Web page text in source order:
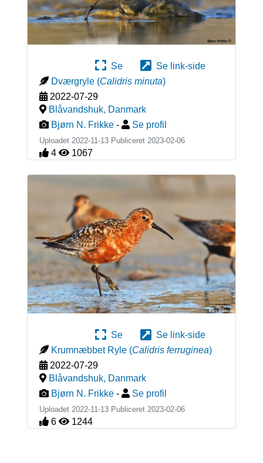
Se
Se link-side
Dværgryle (Calidris minuta)
2022-07-29
Blåvandshuk, Danmark
Bjørn N. Frikke - Se profil
Uploadet 2022-11-13 Publiceret 2023-02-06
4 1067
Se
Se link-side
Krumnæbbet Ryle (Calidris ferruginea)
2022-07-29
Blåvandshuk, Danmark
Bjørn N. Frikke - Se profil
Uploadet 2022-11-13 Publiceret 2023-02-06
6 1244